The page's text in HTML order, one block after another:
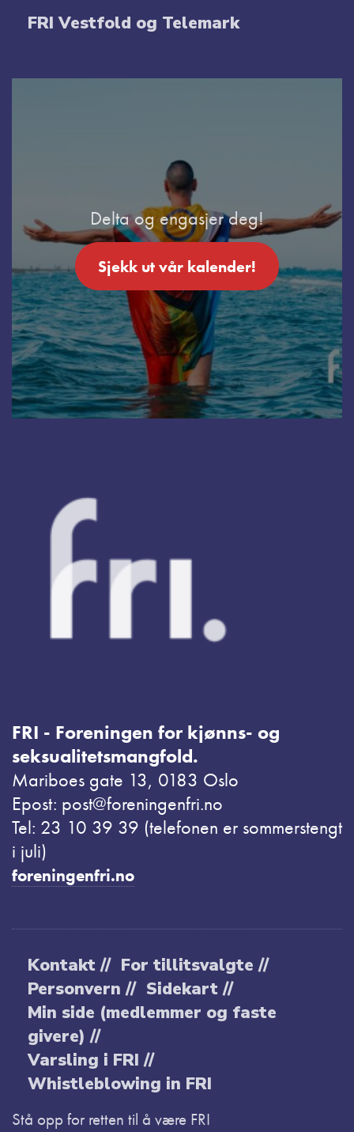
FRI Vestfold og Telemark
Delta og engasjer deg!
Sjekk ut vår kalender!
FRI - Foreningen for kjønns- og
seksualitetsmangfold.
Mariboes gate 13, 0183 Oslo
Epost: post@foreningenfri.no
Tel: 23 10 39 39 (telefonen er sommerstengt
i juli)
foreningenfri.no
Kontakt // For tillitsvalgte //
Personvern // Sidekart //
Min side (medlemmer og faste
givere) //
Varsling i FRI //
Whistleblowing in FRI
Stå opp for retten til å være FRI